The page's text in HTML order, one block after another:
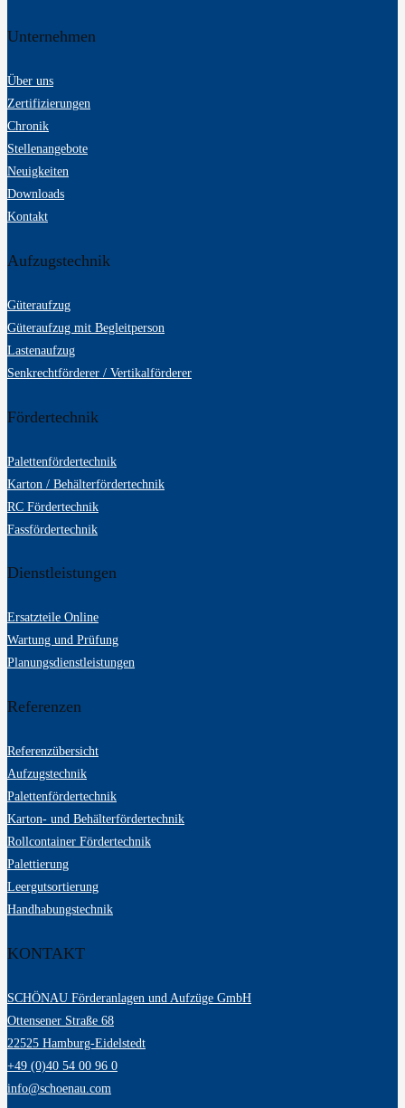
Unternehmen
Über uns
Zertifizierungen
Chronik
Stellenangebote
Neuigkeiten
Downloads
Kontakt
Aufzugstechnik
Güteraufzug
Güteraufzug mit Begleitperson
Lastenaufzug
Senkrechtförderer / Vertikalförderer
Fördertechnik
Palettenfördertechnik
Karton / Behälterfördertechnik
RC Fördertechnik
Fassfördertechnik
Dienstleistungen
Ersatzteile Online
Wartung und Prüfung
Planungsdienstleistungen
Referenzen
Referenzübersicht
Aufzugstechnik
Palettenfördertechnik
Karton- und Behälterfördertechnik
Rollcontainer Fördertechnik
Palettierung
Leergutsortierung
Handhabungstechnik
KONTAKT
SCHÖNAU Förderanlagen und Aufzüge GmbH
Ottensener Straße 68
22525 Hamburg-Eidelstedt
+49 (0)40 54 00 96 0
info@schoenau.com